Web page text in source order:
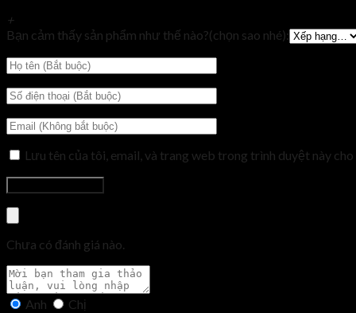
+
Bạn cảm thấy sản phẩm như thế nào?(chọn sao nhé):
Lưu tên của tôi, email, và trang web trong trình duyệt này
Chưa có đánh giá nào.
Anh Chị